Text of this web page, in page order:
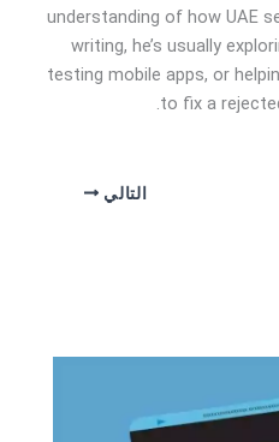
understanding of how UAE
writing, he’s usually
testing mobile apps, or
to fix a
التالي